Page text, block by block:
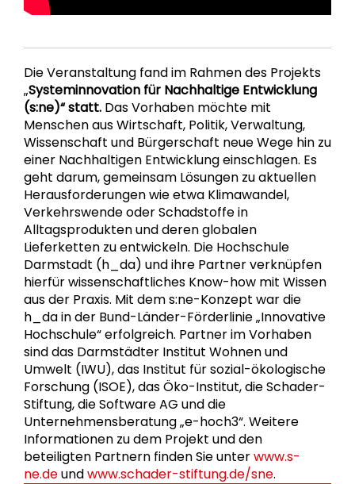
Die Veranstaltung fand im Rahmen des Projekts
„Systeminnovation für Nachhaltige Entwicklung
(s:ne)“ statt. Das Vorhaben möchte mit
Menschen aus Wirtschaft, Politik, Verwaltung,
Wissenschaft und Bürgerschaft neue Wege hin zu
einer Nachhaltigen Entwicklung einschlagen. Es
geht darum, gemeinsam Lösungen zu aktuellen
Herausforderungen wie etwa Klimawandel,
Verkehrswende oder Schadstoffe in
Alltagsprodukten und deren globalen
Lieferketten zu entwickeln. Die Hochschule
Darmstadt (h_da) und ihre Partner verknüpfen
hierfür wissenschaftliches Know-how mit Wissen
aus der Praxis. Mit dem s:ne-Konzept war die
h_da in der Bund-Länder-Förderlinie „Innovative
Hochschule“ erfolgreich. Partner im Vorhaben
sind das Darmstädter Institut Wohnen und
Umwelt (IWU), das Institut für sozial-ökologische
Forschung (ISOE), das Öko-Institut, die Schader-
Stiftung, die Software AG und die
Unternehmensberatung „e-hoch3“. Weitere
Informationen zu dem Projekt und den
beteiligten Partnern finden Sie unterwww.s-
ne.deundwww.schader-stiftung.de/sne.